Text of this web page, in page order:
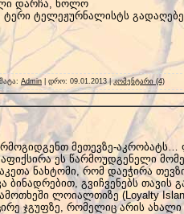
დარჩა, ხოლო
ტერი ტელეჟურნალისტს
Admin | დრო: 09.01.2013|კომენტარი (4)
მეთევზე-
ეს წარმოუდგენელი
ნახტომი, რომ დაეჭირა
ბინადრებით, გვიჩვენებს თავის
ლოიალთიზე (Loyalty
ჯგუფზე, რომელიც არის